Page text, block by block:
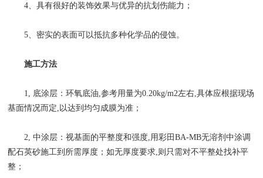
4、具有很好的装饰效果与优异的抗划伤能力；
5、密实的表面可以抵抗多种化学品的侵蚀。
施工方法
1, 底涂层：环氧底油,参考用量为0.20kg/m2左右,具体应根据现场
基面情况而定,以达到均匀成膜为准；
2, 中涂层：视基面的平整度和强度,用彩田BA-MB无溶剂中涂调
配石英砂施工到所需厚度；如无厚度要求,则只需对不平整处找补平
整；